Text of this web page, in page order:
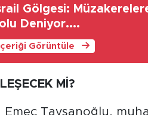
Gölgesi: Müzakerelere İsrail Sabotajı, ABD
Deniyor....
İçeriği Görüntüle
Mİ?
Emeç Tavşanoğlu,